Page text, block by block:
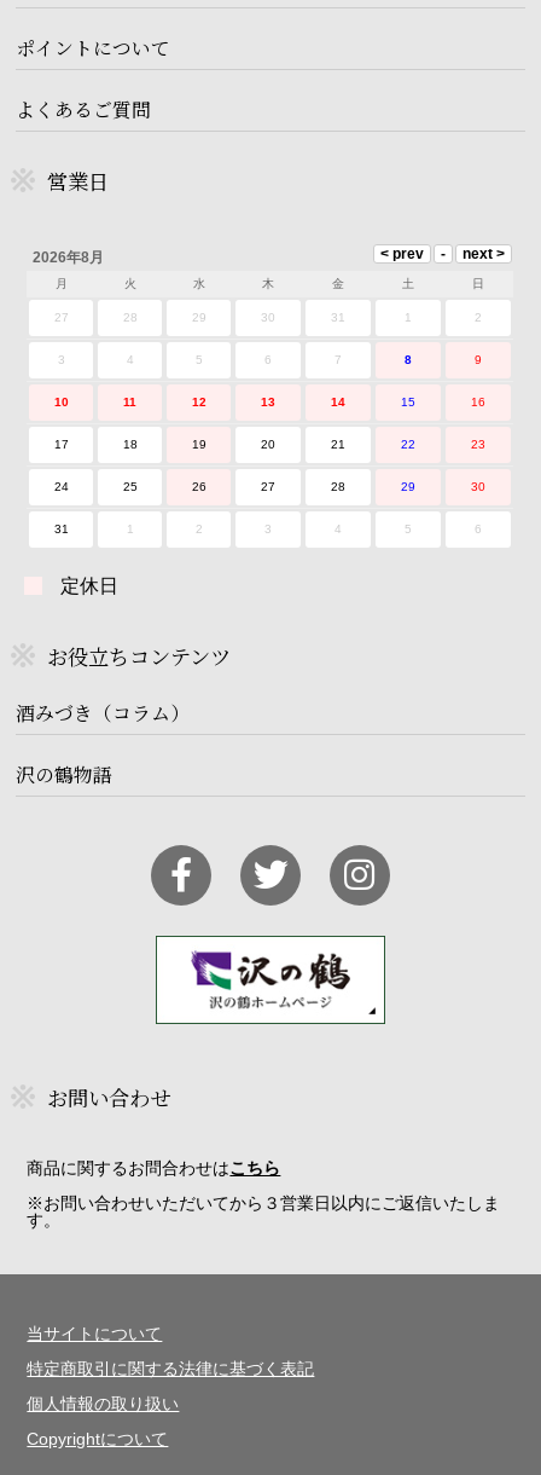
ポイントについて
よくあるご質問
営業日
2026年8月
月 火 水 木 金 土 日
27 28 29 30 31 1 2
3 4 5 6 7 8 9
10 11 12 13 14 15 16
17 18 19 20 21 22 23
24 25 26 27 28 29 30
31 1 2 3 4 5 6
定休日
お役立ちコンテンツ
酒みづき（コラム）
沢の鶴物語
お問い合わせ
商品に関するお問合わせはこちら
※お問い合わせいただいてから３営業日以内にご返信いたしま
す。
当サイトについて
特定商取引に関する法律に基づく表記
個人情報の取り扱い
Copyrightについて